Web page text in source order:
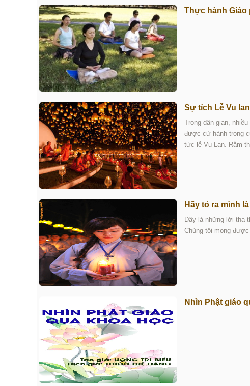
Thực hành Giáo
Sự tích Lễ Vu
Trong dân gian,
được cử hành trong
tức lễ Vu Lan. Rằm
Hãy tỏ ra mình
Đây là những lời tha
Chúng tôi mong
Nhìn Phật giáo